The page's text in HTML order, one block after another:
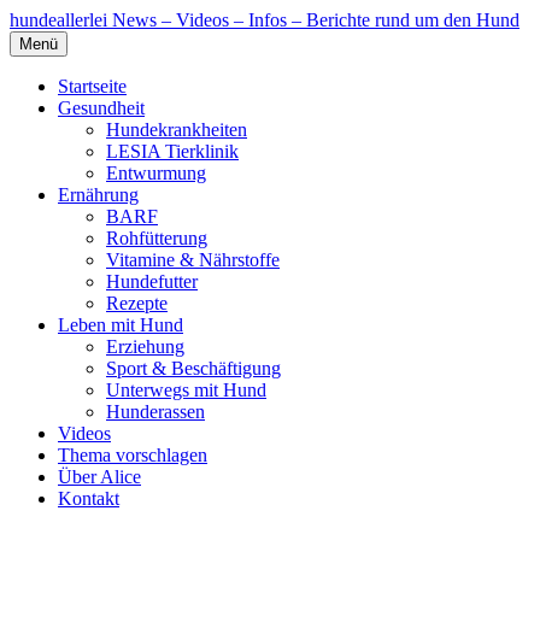
hundeallerlei News – Videos – Infos – Berichte rund um den Hund
Menü
Startseite
Gesundheit
Hundekrankheiten
LESIA Tierklinik
Entwurmung
Ernährung
BARF
Rohfütterung
Vitamine & Nährstoffe
Hundefutter
Rezepte
Leben mit Hund
Erziehung
Sport & Beschäftigung
Unterwegs mit Hund
Hunderassen
Videos
Thema vorschlagen
Über Alice
Kontakt